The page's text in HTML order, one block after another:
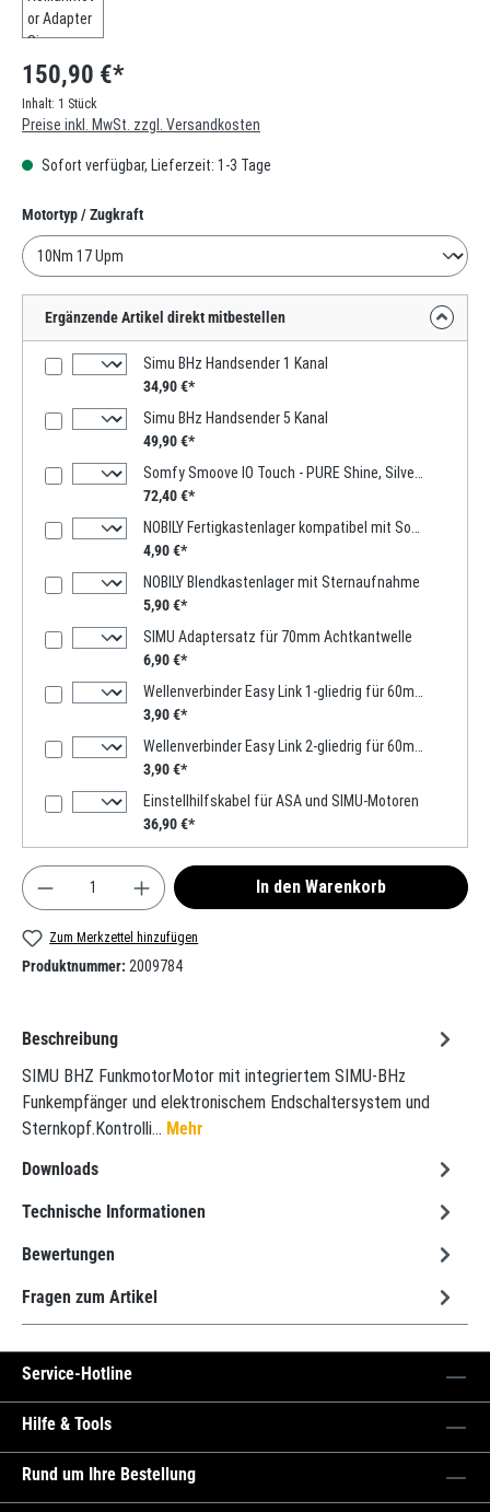
150,90 €*
Inhalt: 1 Stück
Preise inkl. MwSt. zzgl. Versandkosten
Sofort verfügbar, Lieferzeit: 1-3 Tage
Motortyp / Zugkraftauswählen
Ergänzende Artikel direkt mitbestellen
Simu BHz Handsender 1 Kanal
34,90 €*
Simu BHz Handsender 5 Kanal
49,90 €*
72,40 €*
4,90 €*
NOBILY Blendkastenlager mit Sternaufnahme
5,90 €*
SIMU Adaptersatz für 70mm Achtkantwelle
6,90 €*
3,90 €*
3,90 €*
Einstellhilfskabel für ASA und SIMU-Motoren
36,90 €*
Produkt Anzahl: Gib den gewünschten Wert ein
In den Warenkorb
Zum Merkzettel hinzufügen
Produktnummer: 2009784
Beschreibung
SIMU BHZ FunkmotorMotor mit integriertem SIMU-BHz
Funkempfänger und elektronischem Endschaltersystem und
Sternkopf.Kontrolli… Mehr
Downloads
Technische Informationen
Bewertungen
Fragen zum Artikel
Service-Hotline
Hilfe & Tools
Rund um Ihre Bestellung